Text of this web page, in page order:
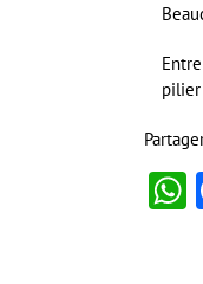
pilier